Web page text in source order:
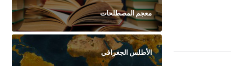
معجم المصطلحات
الأطلس الجغرافي